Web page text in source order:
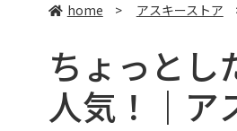
home > アスキーストア
ちょっとし
人気！｜ア